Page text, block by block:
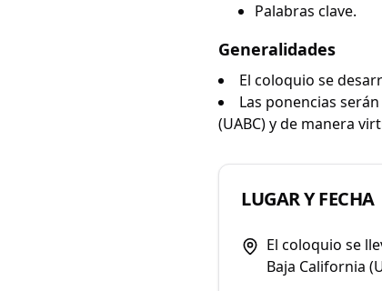
Palabras clave.
Generalidades
El coloquio se
Las ponencias
(UABC) y de manera
LUGAR Y FECHA
El coloquio se
Baja California